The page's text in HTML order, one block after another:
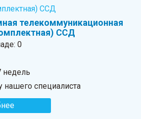
телекоммуникационная
ССД
0
недель
нашего специалиста